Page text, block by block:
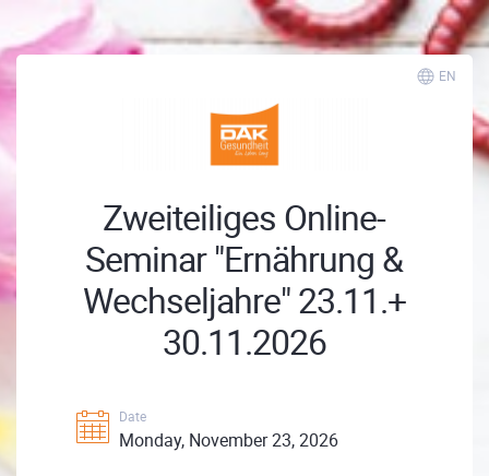
EN
Zweiteiliges Online-
Seminar "Ernährung &
Wechseljahre" 23.11.+
30.11.2026
Date
Monday, November 23, 2026